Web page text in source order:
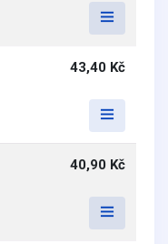
43,40 Kč
40,90 Kč